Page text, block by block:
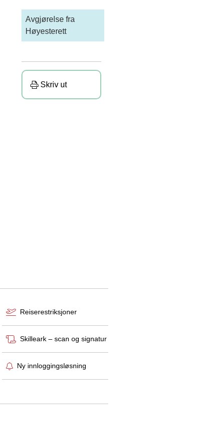
Avgjørelse fra
Høyesterett
Skriv ut
Reiserestriksjoner
Skilleark – scan og signatur
Ny innloggingsløsning